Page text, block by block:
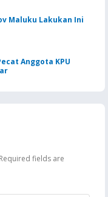
Maluku Lakukan Ini
Anggota KPU
Required fields are